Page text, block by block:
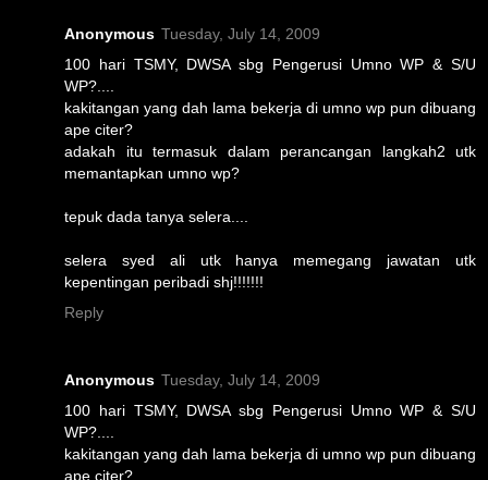
Anonymous Tuesday, July 14, 2009
100 hari TSMY, DWSA sbg Pengerusi Umno WP & S/U
WP?....
kakitangan yang dah lama bekerja di umno wp pun dibuang
ape citer?
adakah itu termasuk dalam perancangan langkah2 utk
memantapkan umno wp?
tepuk dada tanya selera....
selera syed ali utk hanya memegang jawatan utk
kepentingan peribadi shj!!!!!!!
Reply
Anonymous Tuesday, July 14, 2009
100 hari TSMY, DWSA sbg Pengerusi Umno WP & S/U
WP?....
kakitangan yang dah lama bekerja di umno wp pun dibuang
ape citer?